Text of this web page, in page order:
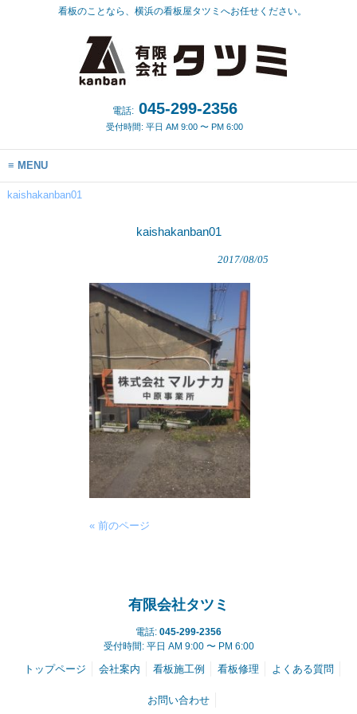
看板のことなら、横浜の看板屋タツミへお任せください。
電話:045-299-2356
受付時間: 平日 AM 9:00 〜 PM 6:00
MENU
kaishakanban01
kaishakanban01
2017/08/05
« 前のページ
有限会社タツミ
電話: 045-299-2356
受付時間: 平日 AM 9:00 〜 PM 6:00
トップページ 会社案内 看板施工例 看板修理 よくある質問
お問い合わせ